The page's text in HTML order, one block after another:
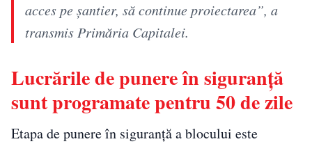
acces pe șantier, să continue proiectarea”, a
transmis Primăria Capitalei.
Lucrările de punere în siguranță
sunt programate pentru 50 de zile
Etapa de punere în siguranță a blocului este